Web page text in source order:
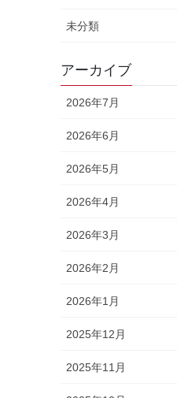
未分類
アーカイブ
2026年7月
2026年6月
2026年5月
2026年4月
2026年3月
2026年2月
2026年1月
2025年12月
2025年11月